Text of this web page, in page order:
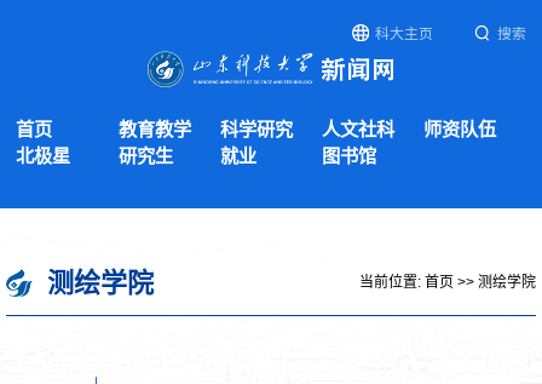
科大主页 搜索
首页 教育教学 科学研究 人文社科
师资队伍
北极星
研究生 就业 图书馆
测绘学院 当前位置: 首页 >> 测绘学院